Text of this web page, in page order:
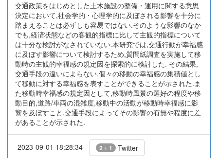
交通政策をはじめとした土木施設の整備・運用に関する意思
決定において,社会学的・心理学的に及ぼされる影響を十分に
踏まえることは必ずしも容易ではない.そのような影響のなか
でも,経済状態などの客観的指標に比して主観的指標について
は十分な検討がなされていない.本研究では,交通行動が幸福感
に及ぼす影響について検討するため,質問紙調査を実施して移
動時の主観的幸福感の規定因を探索的に検討した. その結果,
交通手段の違いによらない,個々の移動の幸福感の集積値とし
て移動に対する幸福感を表すことができることが示された.ま
た移動時幸福感の規定因として,移動時風景の選好の程度や移
動目的,道路/車両の混雑度,移動中の活動が移動時幸福感に影
響を及ぼすこと,交通手段によってその影響の有無や程度に差
があることが示された.
2023-09-01 18:28:34 2 + 1 Twitter